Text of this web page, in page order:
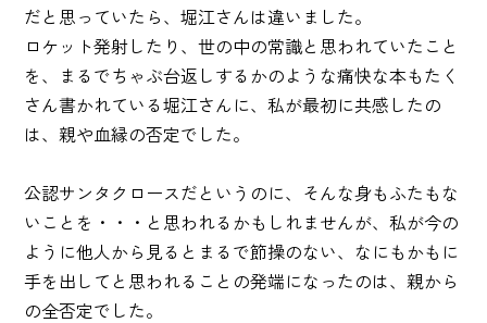
だと思っていたら、堀江さんは違いました。
ロケット発射したり、世の中の常識と思われていたこと
を、まるでちゃぶ台返しするかのような痛快な本もたく
さん書かれている堀江さんに、私が最初に共感したの
は、親や血縁の否定でした。
公認サンタクロースだというのに、そんな身もふたもな
いことを・・・と思われるかもしれませんが、私が今の
ように他人から見るとまるで節操のない、なにもかもに
手を出してと思われることの発端になったのは、親から
の全否定でした。